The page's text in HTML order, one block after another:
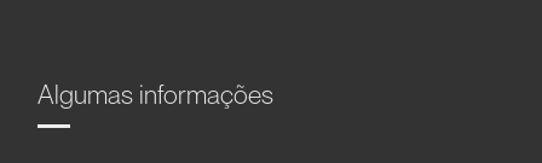
Algumas informações